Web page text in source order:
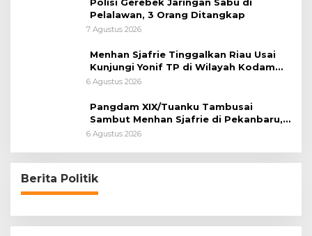
Polisi Gerebek Jaringan Sabu di
Pelalawan, 3 Orang Ditangkap
7 Agustus 2026
Menhan Sjafrie Tinggalkan Riau Usai
Kunjungi Yonif TP di Wilayah Kodam
XIX/Tuanku Tambusai
6 Agustus 2026
Pangdam XIX/Tuanku Tambusai
Sambut Menhan Sjafrie di Pekanbaru,
Ada Agenda Penting
6 Agustus 2026
Berita Politik